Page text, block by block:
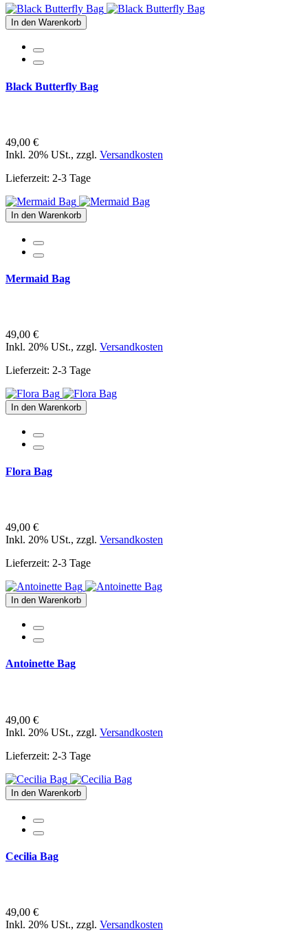
In den Warenkorb
Black Butterfly Bag
49,00 €
Inkl. 20% USt., zzgl. Versandkosten
Lieferzeit: 2-3 Tage
In den Warenkorb
Mermaid Bag
49,00 €
Inkl. 20% USt., zzgl. Versandkosten
Lieferzeit: 2-3 Tage
In den Warenkorb
Flora Bag
49,00 €
Inkl. 20% USt., zzgl. Versandkosten
Lieferzeit: 2-3 Tage
In den Warenkorb
Antoinette Bag
49,00 €
Inkl. 20% USt., zzgl. Versandkosten
Lieferzeit: 2-3 Tage
In den Warenkorb
Cecilia Bag
49,00 €
Inkl. 20% USt., zzgl. Versandkosten